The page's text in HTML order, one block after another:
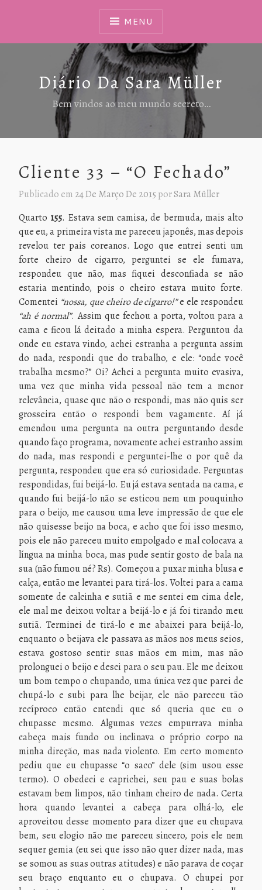
MENU
Diário Da Sara Müller
Bem vindos ao meu mundo secreto…
Cliente 33 – “O Fechado”
Publicado em 24 De Março De 2015 porSara Müller
Quarto 155. Estava sem camisa, de bermuda, mais alto
que eu, a primeira vista me pareceu japonês, mas depois
revelou ter pais coreanos. Logo que entrei senti um
forte cheiro de cigarro, perguntei se ele fumava,
respondeu que não, mas fiquei desconfiada se não
estaria mentindo, pois o cheiro estava muito forte.
Comentei “nossa, que cheiro de cigarro!”e ele respondeu
“ah é normal”. Assim que fechou a porta, voltou para a
cama e ficou lá deitado a minha espera. Perguntou da
onde eu estava vindo, achei estranha a pergunta assim
do nada, respondi que do trabalho, e ele: “onde você
trabalha mesmo?” Oi? Achei a pergunta muito evasiva,
uma vez que minha vida pessoal não tem a menor
relevância, quase que não o respondi, mas não quis ser
grosseira então o respondi bem vagamente. Aí já
emendou uma pergunta na outra perguntando desde
quando faço programa, novamente achei estranho assim
do nada, mas respondi e perguntei-lhe o por quê da
pergunta, respondeu que era só curiosidade. Perguntas
respondidas, fui beijá-lo. Eu já estava sentada na cama, e
quando fui beijá-lo não se esticou nem um pouquinho
para o beijo, me causou uma leve impressão de que ele
não quisesse beijo na boca, e acho que foi isso mesmo,
pois ele não pareceu muito empolgado e mal colocava a
língua na minha boca, mas pude sentir gosto de bala na
sua (não fumou né? Rs). Começou a puxar minha blusa e
calça, então me levantei para tirá-los. Voltei para a cama
somente de calcinha e sutiã e me sentei em cima dele,
ele mal me deixou voltar a beijá-lo e já foi tirando meu
sutiã. Terminei de tirá-lo e me abaixei para beijá-lo,
enquanto o beijava ele passava as mãos nos meus seios,
estava gostoso sentir suas mãos em mim, mas não
prolonguei o beijo e desci para o seu pau. Ele me deixou
um bom tempo o chupando, uma única vez que parei de
chupá-lo e subi para lhe beijar, ele não pareceu tão
recíproco então entendi que só queria que eu o
chupasse mesmo. Algumas vezes empurrava minha
cabeça mais fundo ou inclinava o próprio corpo na
minha direção, mas nada violento. Em certo momento
pediu que eu chupasse “o saco” dele (sim usou esse
termo). O obedeci e caprichei, seu pau e suas bolas
estavam bem limpos, não tinham cheiro de nada. Certa
hora quando levantei a cabeça para olhá-lo, ele
aproveitou desse momento para dizer que eu chupava
bem, seu elogio não me pareceu sincero, pois ele nem
sequer gemia (eu sei que isso não quer dizer nada, mas
se somou as suas outras atitudes) e não parava de coçar
seu braço enquanto eu o chupava. O chupei por